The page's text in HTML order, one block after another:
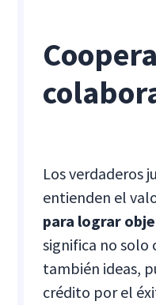
Los verdaderos
entienden el
para lograr
significa no solo
también ideas,
crédito por el